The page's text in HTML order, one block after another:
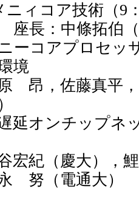
ニィコア技術（9
：中條拓伯（
ニーコアプロセ
境
佐藤真平，高
遅延オンチップ
（慶大），鯉
努（電通大）